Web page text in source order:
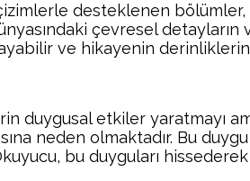
desteklenen
çevresel
ve hikayenin
duygusal etkiler yaratmayı
neden olmaktadır. Bu
bu duyguları